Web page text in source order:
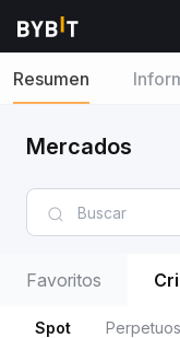
Resumen
Mercados
Favoritos
Spot Perpetuos